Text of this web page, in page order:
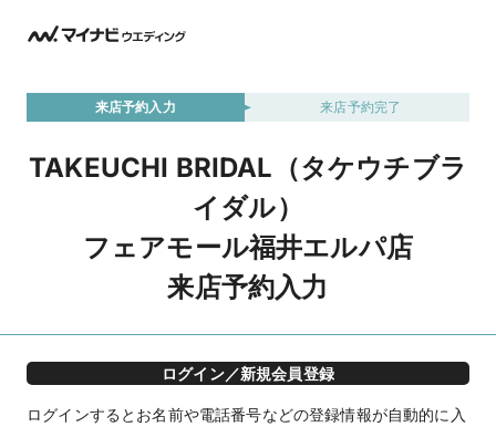
来店予約入力 来店予約完了
TAKEUCHI BRIDAL（タケウチブラ
イダル）
フェアモール福井エルパ店
来店予約入力
ログイン／新規会員登録
ログインするとお名前や電話番号などの登録情報が自動的に入